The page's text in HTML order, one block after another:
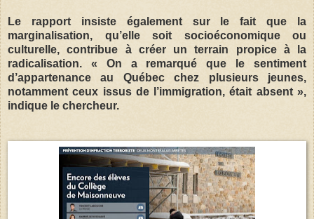
Le rapport insiste également sur le fait que la
marginalisation, qu’elle soit socioéconomique ou
culturelle, contribue à créer un terrain propice à la
radicalisation. « On a remarqué que le sentiment
d’appartenance au Québec chez plusieurs jeunes,
notamment ceux issus de l’immigration, était absent »,
indique le chercheur.